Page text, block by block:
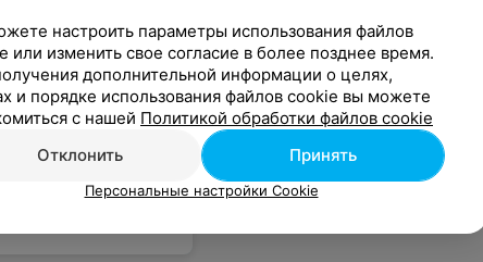
настроить параметры использования файлов
или изменить свое согласие в более позднее время.
дополнительной информации о целях,
и порядке использования файлов cookie вы можете
с нашей Политикой обработки файлов cookie
Отклонить
Принять
Персональные настройки Cookie